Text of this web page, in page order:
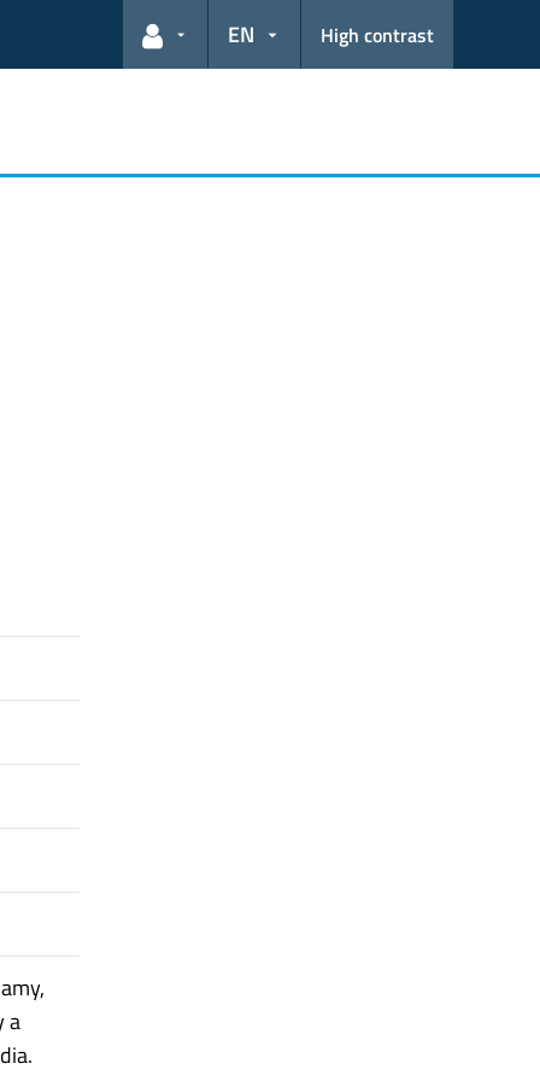
User links
EN High contrast
a